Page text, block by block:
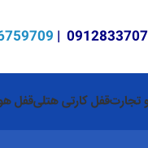
|
تجارتقفل کارتی هتلیقفل